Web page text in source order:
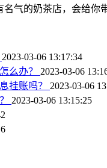
气的奶茶店，会给你
2023-03-06 13:17:34
么办？ 2023-03-06
挂账吗？ 2023-03-06
2023-03-06 13:15:25